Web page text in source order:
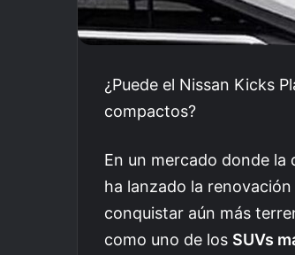
¿Puede el Nissan Kicks
compactos?
En un mercado donde la
ha lanzado la
conquistar aún más
como uno de los SUVs